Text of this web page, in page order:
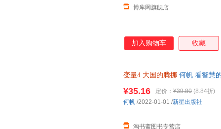
博库网旗舰店
加入购物车 收藏
变量4 大国的腾挪 何帆 看智慧
¥35.16 定价： ¥39.80 (8.84折)
淘书斋图书专营店
何帆 /2022-01-01 /新星出版社